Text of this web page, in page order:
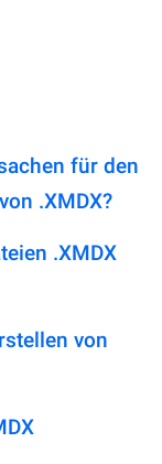
für den
.XMDX?
.XMDX
von